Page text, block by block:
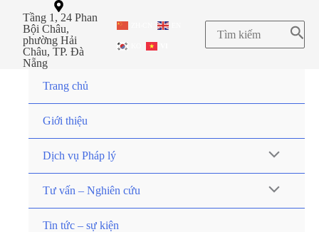
Tầng 1, 24 Phan
Bội Châu,
phường Hải
Châu, TP. Đà
Nẵng
Trang chủ
Giới thiệu
Dịch vụ Pháp lý
Tư vấn – Nghiên cứu
Tin tức – sự kiện